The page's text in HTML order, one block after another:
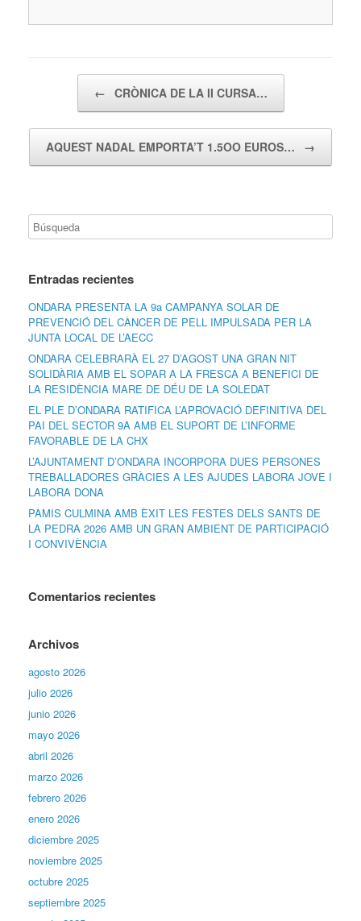
← CRÒNICA DE LA II CURSA…
AQUEST NADAL EMPORTA’T 1.5OO EUROS… →
Entradas recientes
ONDARA PRESENTA LA 9a CAMPANYA SOLAR DE
PREVENCIÓ DEL CÀNCER DE PELL IMPULSADA PER LA
JUNTA LOCAL DE L’AECC
ONDARA CELEBRARÀ EL 27 D’AGOST UNA GRAN NIT
SOLIDÀRIA AMB EL SOPAR A LA FRESCA A BENEFICI DE
LA RESIDÈNCIA MARE DE DÉU DE LA SOLEDAT
EL PLE D’ONDARA RATIFICA L’APROVACIÓ DEFINITIVA DEL
PAI DEL SECTOR 9A AMB EL SUPORT DE L’INFORME
FAVORABLE DE LA CHX
L’AJUNTAMENT D’ONDARA INCORPORA DUES PERSONES
TREBALLADORES GRÀCIES A LES AJUDES LABORA JOVE I
LABORA DONA
PAMIS CULMINA AMB ÈXIT LES FESTES DELS SANTS DE
LA PEDRA 2026 AMB UN GRAN AMBIENT DE PARTICIPACIÓ
I CONVIVÈNCIA
Comentarios recientes
Archivos
agosto 2026
julio 2026
junio 2026
mayo 2026
abril 2026
marzo 2026
febrero 2026
enero 2026
diciembre 2025
noviembre 2025
octubre 2025
septiembre 2025